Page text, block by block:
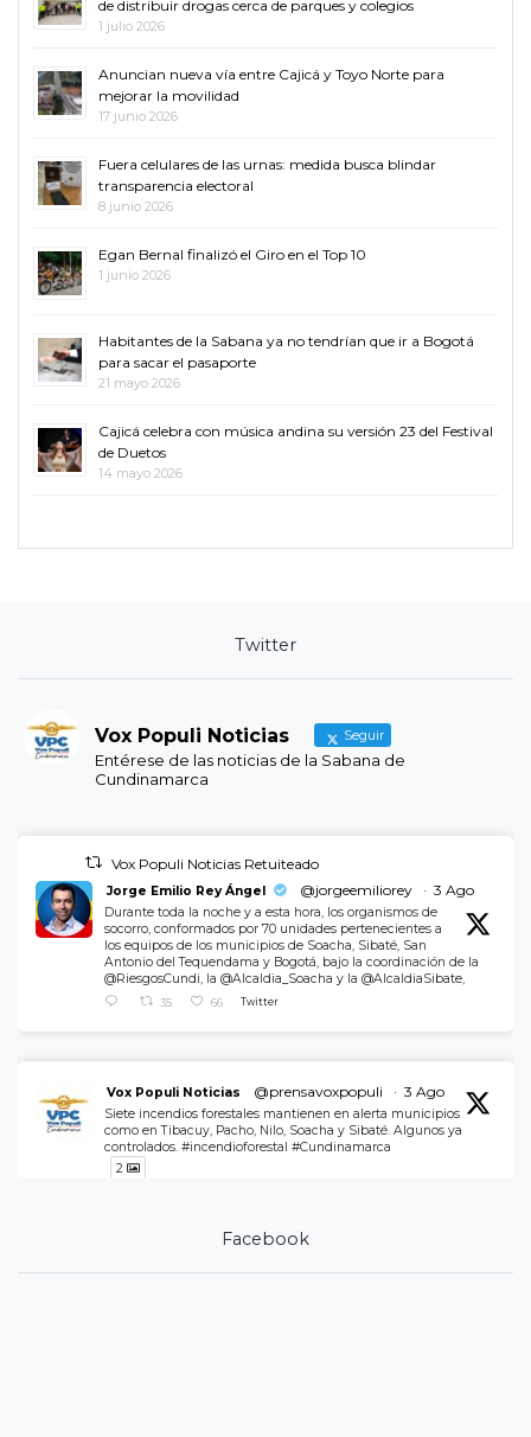
de distribuir drogas cerca de parques y colegios
1 julio 2026
Anuncian nueva vía entre Cajicá y Toyo Norte para
mejorar la movilidad
17 junio 2026
Fuera celulares de las urnas: medida busca blindar
transparencia electoral
8 junio 2026
Egan Bernal finalizó el Giro en el Top 10
1 junio 2026
Habitantes de la Sabana ya no tendrían que ir a Bogotá
para sacar el pasaporte
21 mayo 2026
Cajicá celebra con música andina su versión 23 del Festival
de Duetos
14 mayo 2026
Twitter
Vox Populi Noticias Seguir
Entérese de las noticias de la Sabana de
Cundinamarca
Vox Populi Noticias Retuiteado
Jorge Emilio Rey Ángel @jorgeemiliorey · 3 Ago
Durante toda la noche y a esta hora, los organismos de
socorro, conformados por 70 unidades pertenecientes a
los equipos de los municipios de Soacha, Sibaté, San
Antonio del Tequendama y Bogotá, bajo la coordinación de la
@RiesgosCundi, la @Alcaldia_Soacha y la @AlcaldiaSibate,
35 66 Twitter
Vox Populi Noticias @prensavoxpopuli · 3 Ago
Siete incendios forestales mantienen en alerta municipios
como en Tibacuy, Pacho, Nilo, Soacha y Sibaté. Algunos ya
controlados. #incendioforestal #Cundinamarca
2
Facebook